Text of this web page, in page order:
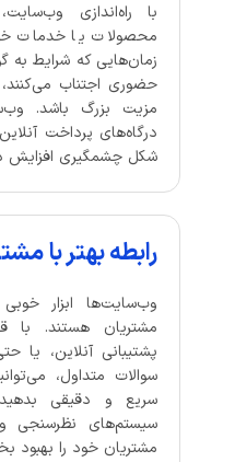
با راه‌اندازی
محصولات یا خدمات
زمان‌هایی که شرایط به
حضوری اجتناب
مزیت بزرگ باشد.
درگاه‌های پرداخت
شکل چشمگیری افزایش
رابطه بهتر با
وب‌سایت‌ها ابزار
مشتریان هستند. با
پشتیبانی آنلاین، یا
سوالات متداول،
سریع و دقیقی
سیستم‌های نظرسنجی و
مشتریان خود را بهبود